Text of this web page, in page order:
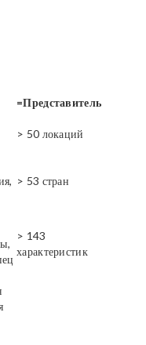
=Представитель
> 50 локаций
> 53 стран
> 143
характеристик